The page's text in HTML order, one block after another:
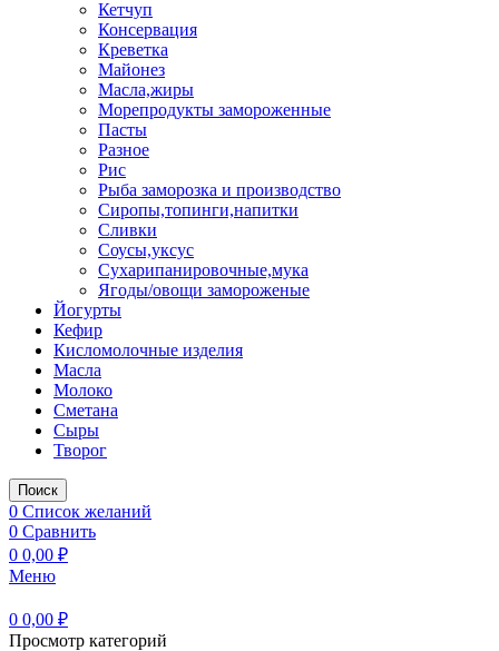
Кетчуп
Консервация
Креветка
Майонез
Масла,жиры
Морепродукты замороженные
Пасты
Разное
Рис
Рыба заморозка и производство
Сиропы,топинги,напитки
Сливки
Соусы,уксус
Сухарипанировочные,мука
Ягоды/овощи замороженые
Йогурты
Кефир
Кисломолочные изделия
Масла
Молоко
Сметана
Сыры
Творог
Поиск
0 Список желаний
0 Сравнить
0 0,00 ₽
Меню
0 0,00 ₽
Просмотр категорий